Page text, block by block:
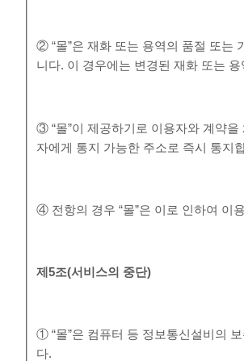
② “몰”은 재화 또는 용역의 품절 또는
니다. 이 경우에는 변경된 재화 또는
③ “몰”이 제공하기로 이용자와 계약
자에게 통지 가능한 주소로 즉시 통지
④ 전항의 경우 “몰”은 이로 인하여 이
제5조(서비스의 중단)
① “몰”은 컴퓨터 등 정보통신설비의
다.